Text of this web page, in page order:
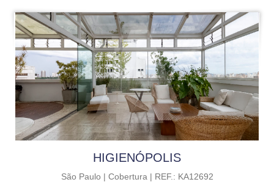
HIGIENÓPOLIS
São Paulo | Cobertura | REF.: KA12692